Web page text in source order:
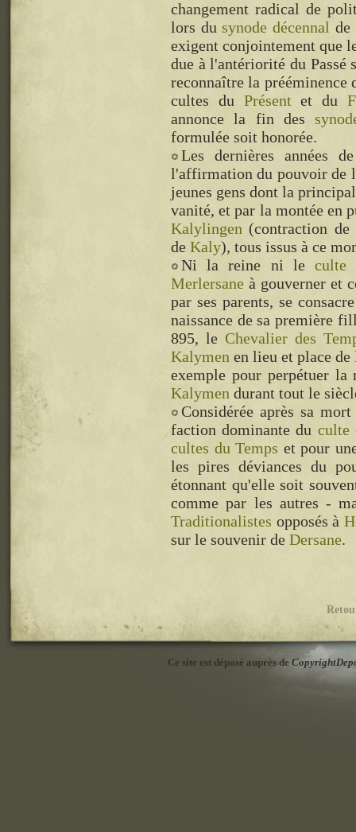
changement radical de
lors dusynode décennal de
exigent conjointement que
due à l'antériorité du Passé
reconnaître la prééminence
cultes du Présent et du
annonce la fin des
formulée soit honorée.
Les dernières années
l'affirmation du pouvoir de
jeunes gens dont la
vanité, et par la montée en
Kalylingen (contraction de
de Kaly), tous issus à ce
Ni la reine ni leculte
Merlersane à gouverner et
par ses parents, se
naissance de sa première
895, le Chevalier des
Kalymen en lieu et place de
exemple pour perpétuer
Kalymen durant tout le
Considérée après sa
faction dominante du culte
cultes du Temps et pour
les pires déviances du
étonnant qu'elle soit
comme par les autres -
Traditionalistes opposés à
sur le souvenir de Dersane.
Ce site est déposé auprès de